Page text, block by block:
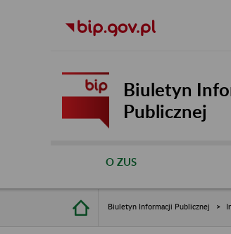
Biuletyn
Publicznej
O ZUS
Biuletyn Informacji Publicznej